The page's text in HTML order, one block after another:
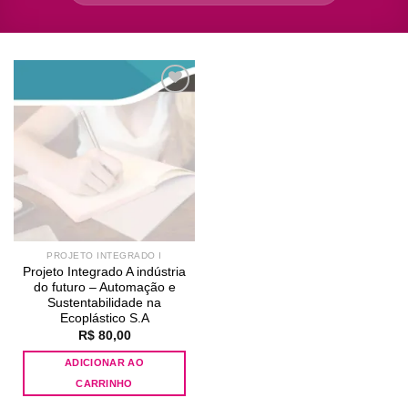
Add to
PROJETO INTEGRADO I
Projeto Integrado A indústria
do futuro – Automação e
Sustentabilidade na
Ecoplástico S.A
R$80,00
ADICIONAR AO
CARRINHO